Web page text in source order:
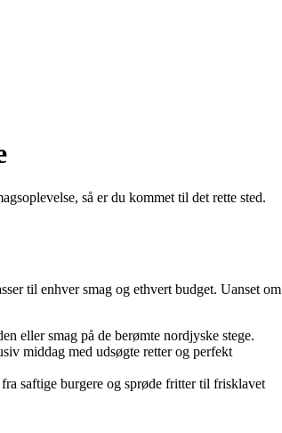
så er du kommet til det rette sted.
til enhver smag og ethvert budget. Uanset om
eller smag på de berømte nordjyske stege.
middag med udsøgte retter og perfekt
saftige burgere og sprøde fritter til frisklavet